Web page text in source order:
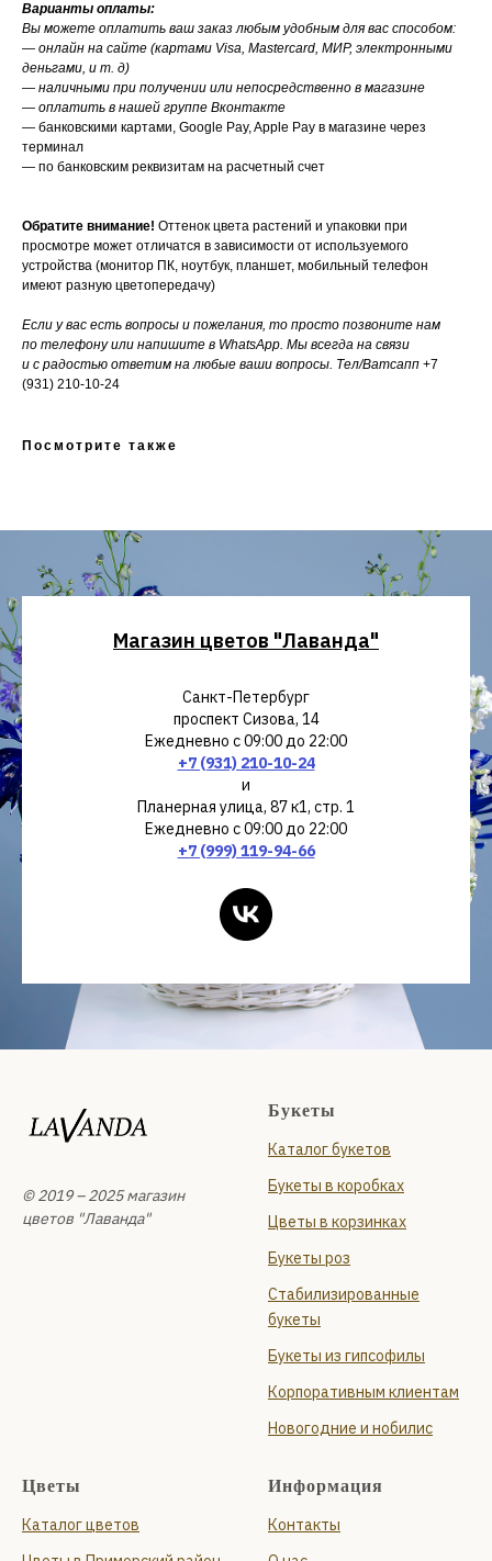
Варианты оплаты:
Вы можете оплатить ваш заказ любым удобным для вас способом:
— онлайн на сайте (картами Visa, Mastercard, МИР, электронными
деньгами, и т. д)
— наличными при получении или непосредственно в магазине
— оплатить в нашей группе Вконтакте
— банковскими картами, Google Pay, Apple Pay в магазине через
терминал
— по банковским реквизитам на расчетный счет
Обратите внимание! Оттенок цвета растений и упаковки при
просмотре может отличатся в зависимости от используемого
устройства (монитор ПК, ноутбук, планшет, мобильный телефон
имеют разную цветопередачу)
Если у вас есть вопросы и пожелания, то просто позвоните нам
по телефону или напишите в WhatsApp. Мы всегда на связи
и с радостью ответим на любые ваши вопросы. Тел/Ватсапп +7
(931) 210-10-24
Посмотрите также
Магазин цветов "Лаванда"
Санкт-Петербург
проспект Сизова, 14
Ежедневно с 09:00 до 22:00
+7 (931) 210-10-24
и
Планерная улица, 87 к1, стр. 1
Ежедневно с 09:00 до 22:00
+7 (999) 119-94-66
© 2019 – 2025 магазин
цветов "Лаванда"
Букеты
Каталог букетов
Букеты в коробках
Цветы в корзинках
Букеты роз
Стабилизированные
букеты
Букеты из гипсофилы
Корпоративным клиентам
Новогодние и нобилис
Цветы
Каталог цветов
Информация
Контакты